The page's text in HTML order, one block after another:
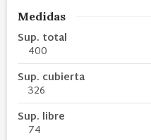
Medidas
Sup. total
400
Sup. cubierta
326
Sup. libre
74